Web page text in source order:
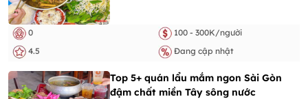
0
100 - 300K/người
4.5
Đang cập nhật
Top 5+ quán lẩu mắm ngon Sài Gòn
đậm chất miền Tây sông nước